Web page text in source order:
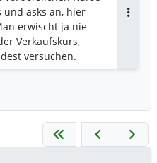
edgar/data
xslF345X
asks an, hier
erwischt ja nie
Verkaufskurs,
versuchen.